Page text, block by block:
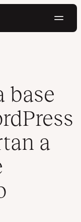
que más
base
a